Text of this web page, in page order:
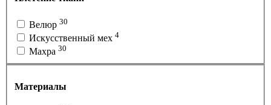
Велюр 30
Искусственный мех 4
Махра 30
Материалы